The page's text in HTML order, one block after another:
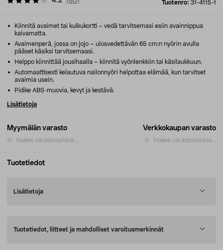
Tuotenro: 31-4115-1
Myymälän varasto
Hakee varastosaldoa...
Verkkokaupan varasto
Hakee varastosaldoa...
Kiinnitä avaimet tai kulkukortti – vedä tarvitsemasi esiin avainnippua
kaivamatta.
Avaimenperä, jossa on jojo – ulosvedettävän 65 cm:n nyörin avulla
pääset käsiksi tarvitsemaasi.
Helppo kiinnittää jousihaalla – kiinnitä vyönlenkkiin tai käsilaukkuun.
Automaattisesti kelautuva nailonnyöri helpottaa elämää, kun tarvitset
avaimia usein.
Pidike ABS-muovia, kevyt ja kestävä.
Lisätietoja
Tuotetiedot
Lisätietoja
Tuotetiedot, liitteet ja mahdolliset varoitusmerkinnät